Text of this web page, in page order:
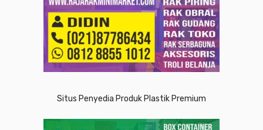
Situs Penyedia Produk Plastik Premium